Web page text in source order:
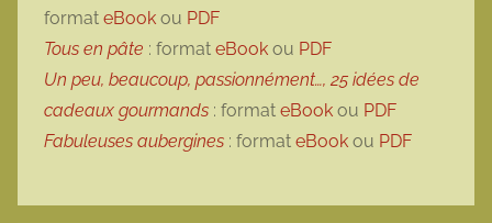
format eBook ou PDF
Tous en pâte : format eBook ou PDF
Un peu, beaucoup, passionnément…, 25 idées de
cadeaux gourmands : format eBook ou PDF
Fabuleuses aubergines : format eBook ou PDF